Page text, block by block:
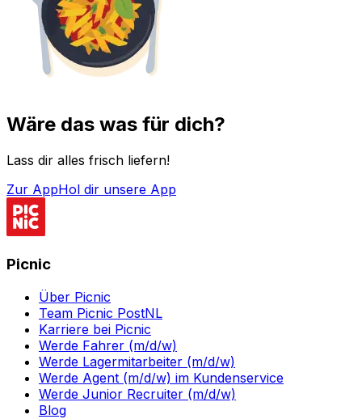
Wäre das was für dich?
Lass dir alles frisch liefern!
Zur AppHol dir unsere App
Picnic
Über Picnic
Team Picnic PostNL
Karriere bei Picnic
Werde Fahrer (m/d/w)
Werde Lagermitarbeiter (m/d/w)
Werde Agent (m/d/w) im Kundenservice
Werde Junior Recruiter (m/d/w)
Blog